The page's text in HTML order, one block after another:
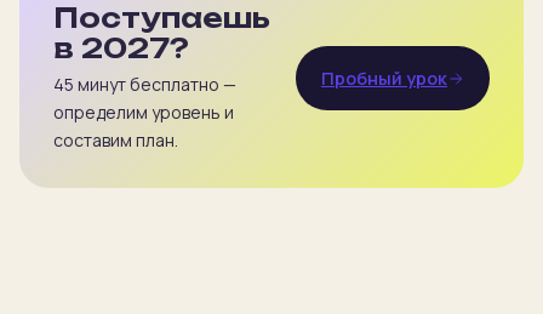
Поступаешь
в 2027?
45 минут бесплатно —
определим уровень и
составим план.
Пробный урок